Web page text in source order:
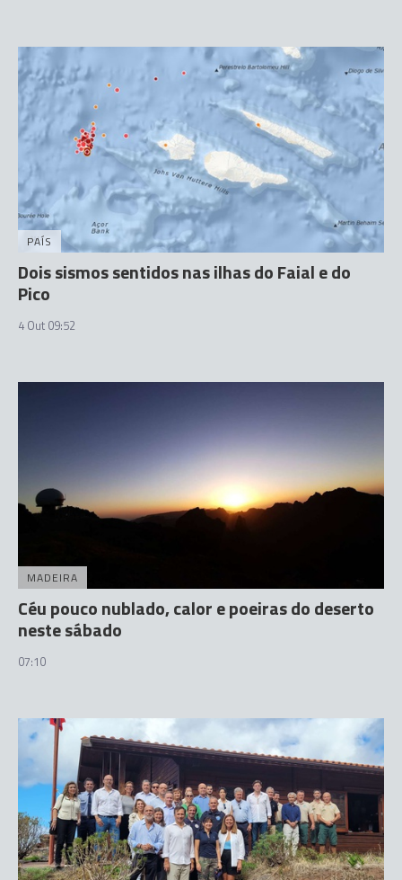
PAÍS
Dois sismos sentidos nas ilhas do Faial e do
Pico
4 Out 09:52
MADEIRA
Céu pouco nublado, calor e poeiras do deserto
neste sábado
07:10